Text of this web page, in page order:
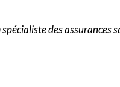
des assurances